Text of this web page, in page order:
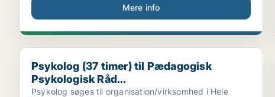
Mere info
Psykolog (37 timer) til Pædagogisk Psykologisk Råd...
Psykolog (37 timer) til Pædagogisk
Psykologisk Råd...
Psykolog søges til organisation/virksomhed i Hele